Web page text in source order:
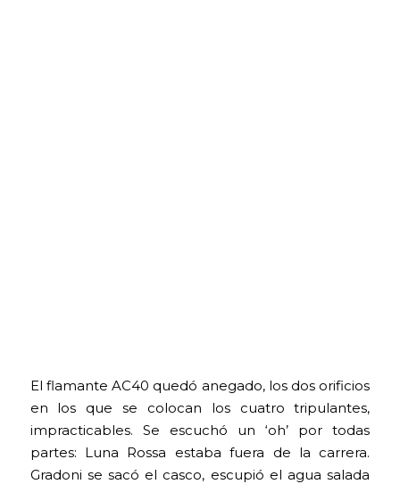
El flamante AC40 quedó anegado, los dos orificios
en los que se colocan los cuatro tripulantes,
impracticables. Se escuchó un ‘oh’ por todas
partes: Luna Rossa estaba fuera de la carrera.
Gradoni se sacó el casco, escupió el agua salada